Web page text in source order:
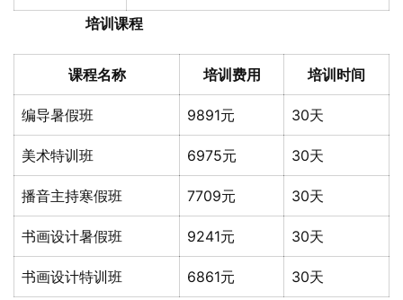
培训课程
课程名称 培训费用 培训时间
编导暑假班 9891元 30天
美术特训班 6975元 30天
播音主持寒假班 7709元 30天
书画设计暑假班 9241元 30天
书画设计特训班 6861元 30天